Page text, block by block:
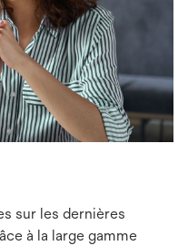
sur les dernières
à la large gamme